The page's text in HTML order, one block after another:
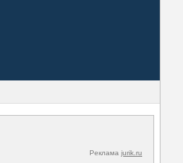
Реклама jurik.ru